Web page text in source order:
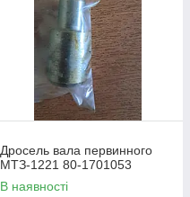
Дросель вала первинного
МТЗ-1221 80-1701053
В наявності